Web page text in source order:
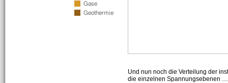
Und nun noch die Verteilung der
die einzelnen Spannungsebenen